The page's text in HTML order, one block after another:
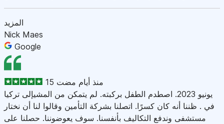
المزيد
Nick Maes
Google
15 منذ أيام مضت
يونيو 2023. اصطدم الطفل بركبته. لم يتمكن من المشيإلى تركيا
في . ظننا أنه كان كسرًا. اتصلنا بشركة التأمين وقالوا لنا أن نختار
مستشفى وندفع التكاليف بأنفسنا. سوف يعوضوننا. حصلنا على